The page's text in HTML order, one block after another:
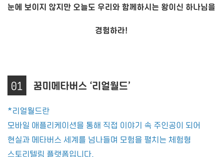
눈에 보이지 않지만 오늘도 우리와 함께하시는 왕이신 하나님을
경험하라!
01 꿈미메타버스 ‘리얼월드’
*리얼월드란
모바일 애플리케이션을 통해 직접 이야기 속 주인공이 되어
현실과 메타버스 세계를 넘나들며 모험을 펼치는 체험형
스토리텔링 플랫폼입니다.